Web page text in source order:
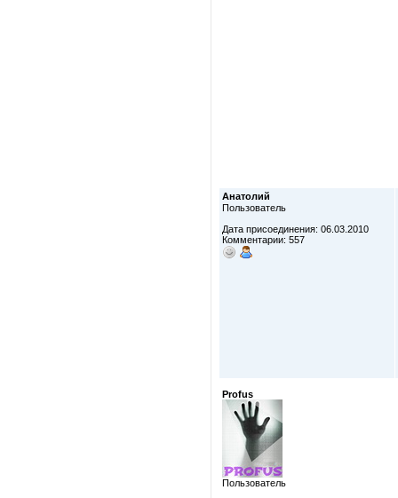
Анатолий
Пользователь
Дата присоединения: 06.03.2010
Комментарии: 557
Profus
Пользователь